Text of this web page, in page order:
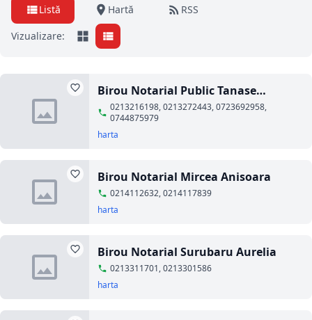
Listă Hartă
RSS
Vizualizare:
Birou Notarial Public Tanase
Ortansa Daniela
0213216198, 0213272443, 0723692958,
0744875979
harta
Birou Notarial Mircea Anisoara
0214112632, 0214117839
harta
Birou Notarial Surubaru Aurelia
0213311701, 0213301586
harta